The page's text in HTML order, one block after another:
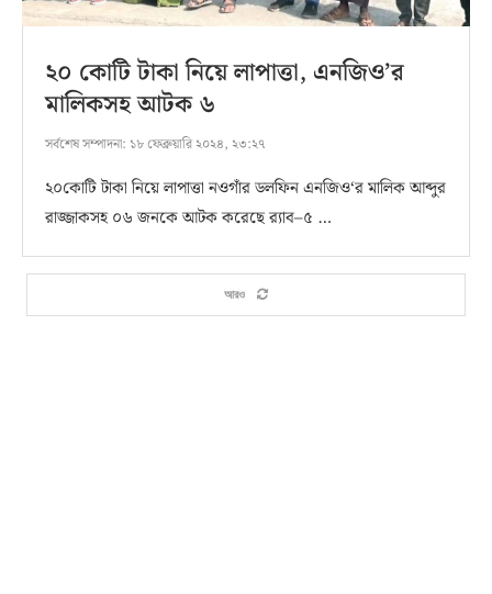
২০ কোটি টাকা নিয়ে লাপাত্তা, এনজিও’র
মালিকসহ আটক ৬
সর্বশেষ সম্পাদনা: ১৮ ফেব্রুয়ারি ২০২৪, ২৩:২৭
২০কোটি টাকা নিয়ে লাপাত্তা নওগাঁর ডলফিন এনজিও‘র মালিক আব্দুর
রাজ্জাকসহ ০৬ জনকে আটক করেছে র‌্যাব–৫ …
আরও